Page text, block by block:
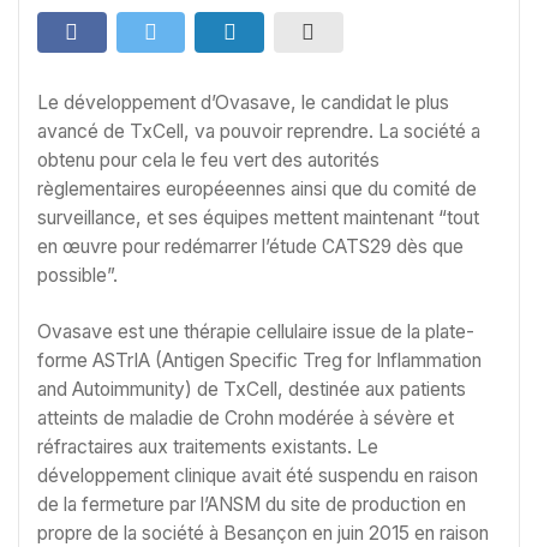
Le développement d’Ovasave, le candidat le plus
avancé de TxCell, va pouvoir reprendre. La société a
obtenu pour cela le feu vert des autorités
règlementaires européeennes ainsi que du comité de
surveillance, et ses équipes mettent maintenant “tout
en œuvre pour redémarrer l’étude CATS29 dès que
possible”.
Ovasave est une thérapie cellulaire issue de la plate-
forme ASTrIA (Antigen Specific Treg for Inflammation
and Autoimmunity) de TxCell, destinée aux patients
atteints de maladie de Crohn modérée à sévère et
réfractaires aux traitements existants. Le
développement clinique avait été suspendu en raison
de la fermeture par l’ANSM du site de production en
propre de la société à Besançon en juin 2015 en raison